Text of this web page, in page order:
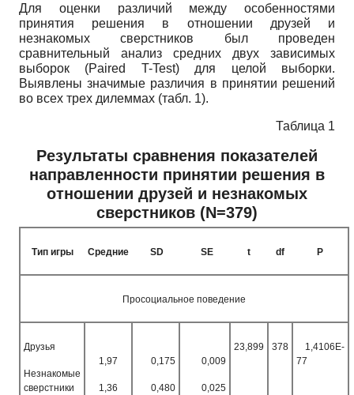
Для оценки различий между особенностями
принятия решения в отношении друзей и
незнакомых сверстников был проведен
сравнительный анализ средних двух зависимых
выборок (Paired T-Test) для целой выборки.
Выявлены значимые различия в принятии решений
во всех трех дилеммах (табл. 1).
Таблица 1
Результаты сравнения показателей
направленности принятии решения в
отношении друзей и незнакомых
сверстников (N=379)
Тип игры Средние SD SE t df Р
Просоциальное поведение
Друзья
Незнакомые
сверстники
1,97
1,36
0,175
0,480
0,009
0,025
23,899 378
1,4106E-
77